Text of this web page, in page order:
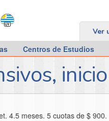
Ver
Centros de Estudios
4.5 meses. 5 cuotas de $ 900.